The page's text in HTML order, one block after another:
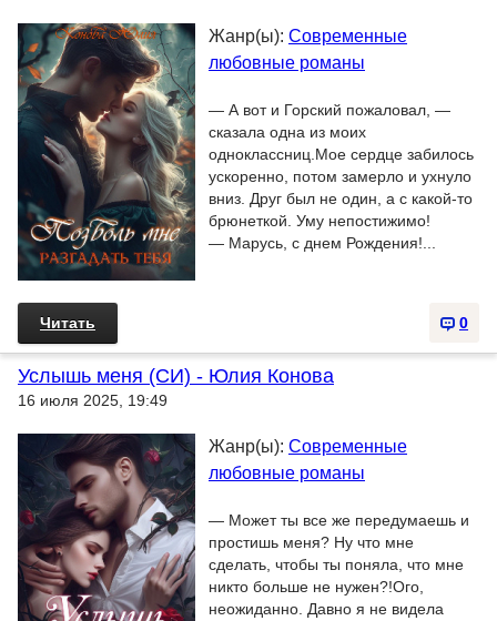
Жанр(ы): Современные
любовные романы
— А вот и Горский пожаловал, —
сказала одна из моих
одноклассниц.Мое сердце забилось
ускоренно, потом замерло и ухнуло
вниз. Друг был не один, а с какой-то
брюнеткой. Уму непостижимо!
— Марусь, с днем Рождения!...
0
Читать
Услышь меня (СИ) - Юлия Конова
16 июля 2025, 19:49
Жанр(ы): Современные
любовные романы
— Может ты все же передумаешь и
простишь меня? Ну что мне
сделать, чтобы ты поняла, что мне
никто больше не нужен?!Ого,
неожиданно. Давно я не видела